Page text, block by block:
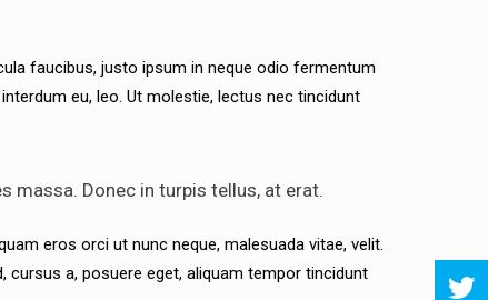
faucibus, justo ipsum in neque odio fermentum
eu, leo. Ut molestie, lectus nec tincidunt
massa. Donec in turpis tellus, at erat.
eros orci ut nunc neque, malesuada vitae, velit.
cursus a, posuere eget, aliquam tempor tincidunt